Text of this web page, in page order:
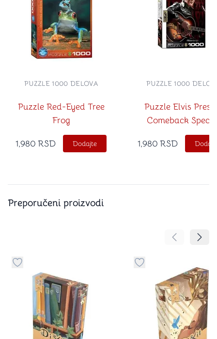
Puzzle Red-Eyed Tree
Frog
PUZZLE 1000 DELOVA
1,980 RSD Dodajte
Puzzle Elvis
Comeback
PUZZLE 1000
1,980 RSD
Preporučeni proizvodi
Pomeranje
Dugme za dodavanje stvari u kategoriju omiljeno
Dugme za dodavanje